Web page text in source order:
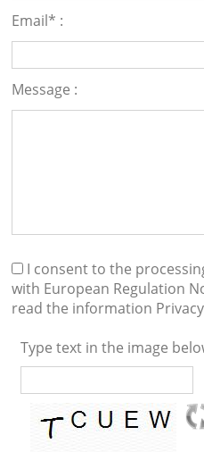
Email* :
Message :
I consent to the
with European Regulation
read the information
Type text in the image